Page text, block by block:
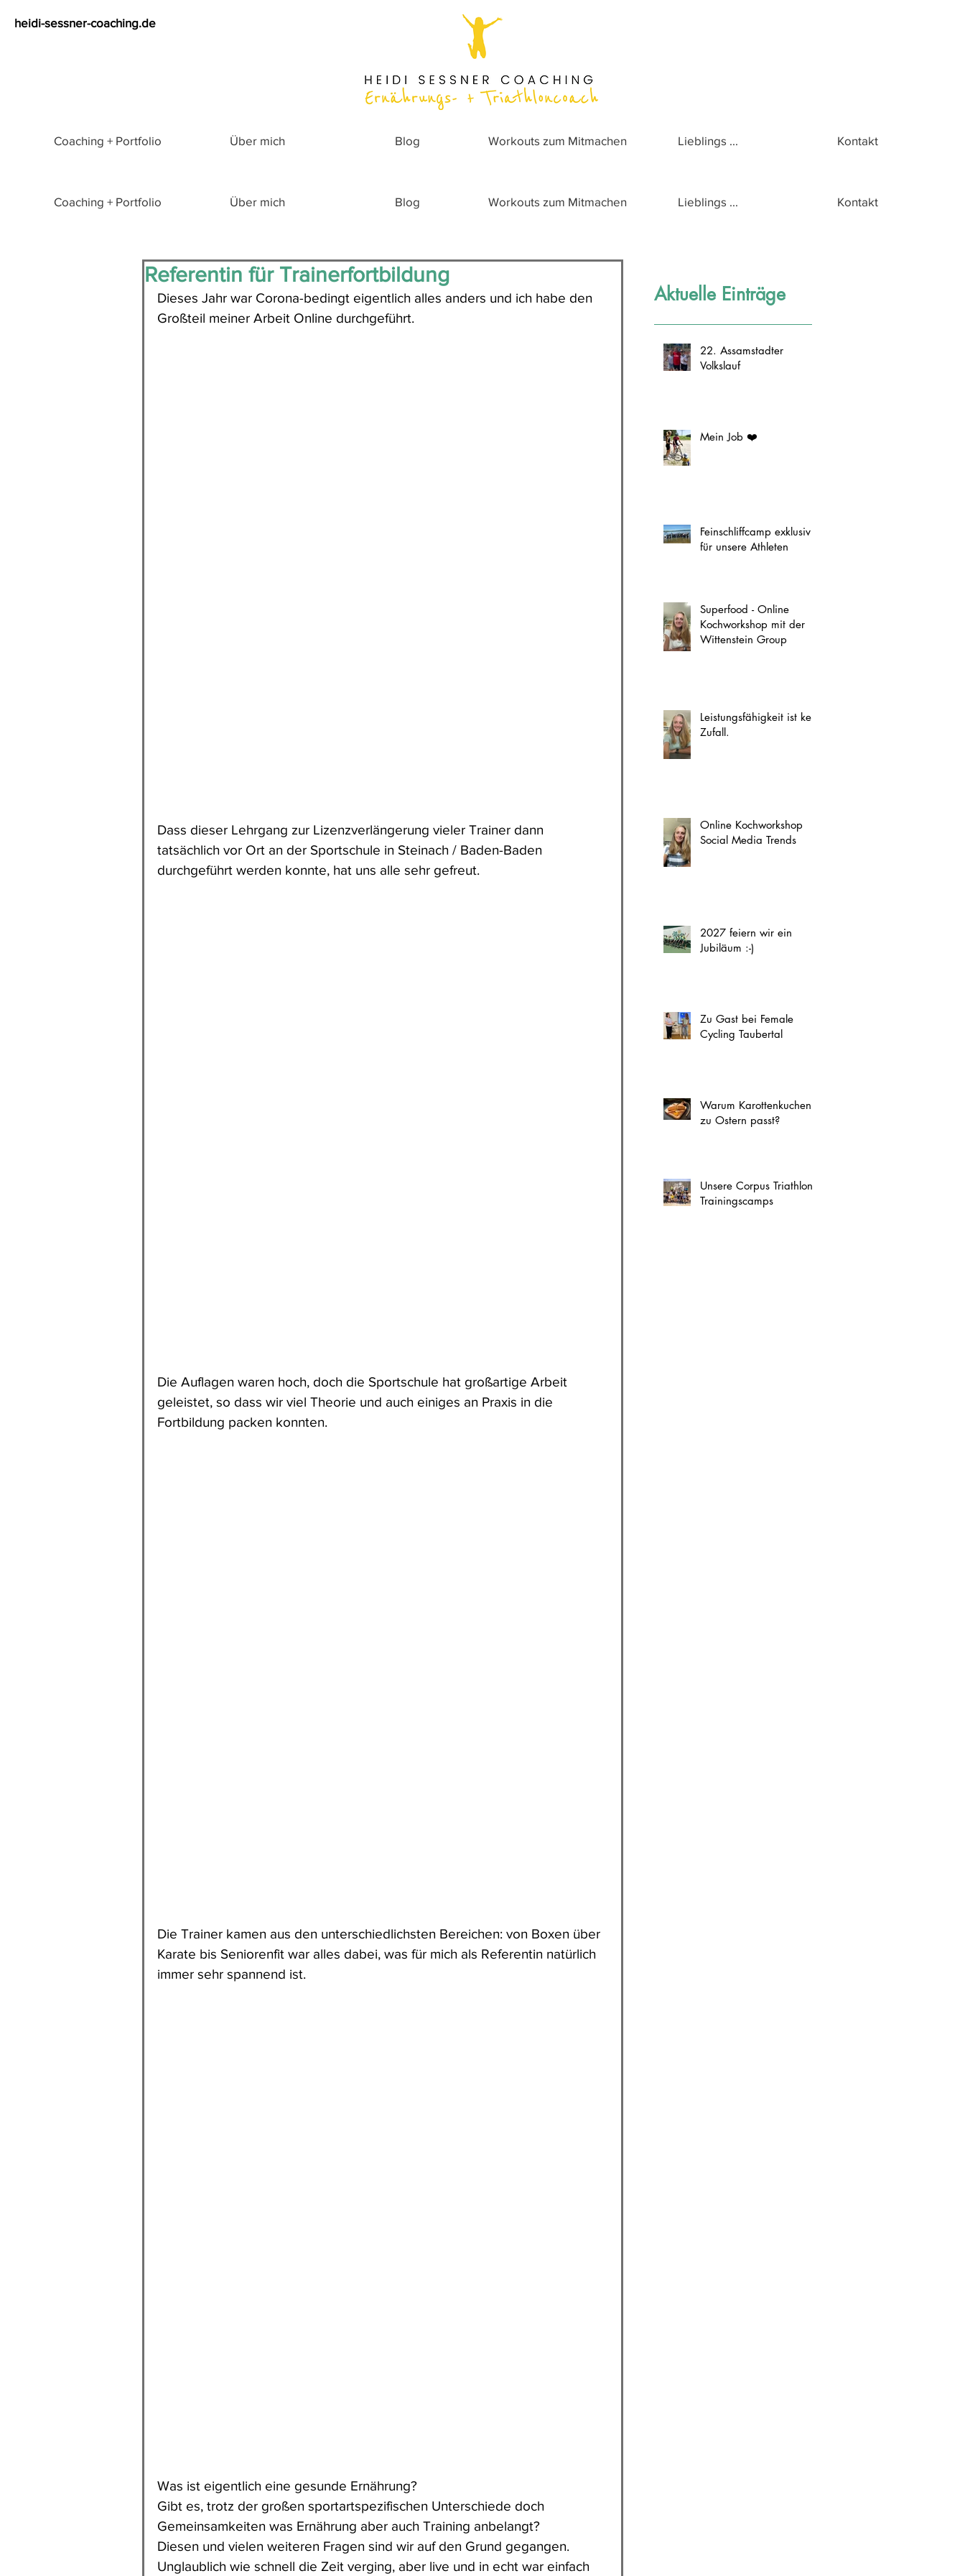
heidi-sessner-coaching.de
Coaching + Portfolio Über mich Blog Workouts zum Mitmachen Lieblings ... Kontakt
Coaching + Portfolio Über mich Blog Workouts zum Mitmachen Lieblings ... Kontakt
Referentin für Trainerfortbildung
Dieses Jahr war Corona-bedingt eigentlich alles anders und ich habe den
Großteil meiner Arbeit Online durchgeführt.
Dass dieser Lehrgang zur Lizenzverlängerung vieler Trainer dann
tatsächlich vor Ort an der Sportschule in Steinach / Baden-Baden
durchgeführt werden konnte, hat uns alle sehr gefreut.
Die Auflagen waren hoch, doch die Sportschule hat großartige Arbeit
geleistet, so dass wir viel Theorie und auch einiges an Praxis in die
Fortbildung packen konnten.
Die Trainer kamen aus den unterschiedlichsten Bereichen: von Boxen über
Karate bis Seniorenfit war alles dabei, was für mich als Referentin natürlich
immer sehr spannend ist.
Was ist eigentlich eine gesunde Ernährung?
Gibt es, trotz der großen sportartspezifischen Unterschiede doch
Gemeinsamkeiten was Ernährung aber auch Training anbelangt?
Diesen und vielen weiteren Fragen sind wir auf den Grund gegangen.
Unglaublich wie schnell die Zeit verging, aber live und in echt war einfach
Aktuelle Einträge
22. Assamstadter
Volkslauf
Mein Job ❤️
Feinschliffcamp exklusiv
für unsere Athleten
Superfood - Online
Kochworkshop mit der
Wittenstein Group
Leistungsfähigkeit ist kein
Zufall.
Online Kochworkshop
Social Media Trends
2027 feiern wir ein
Jubiläum :-)
Zu Gast bei Female
Cycling Taubertal
Warum Karottenkuchen
zu Ostern passt?
Unsere Corpus Triathlon
Trainingscamps